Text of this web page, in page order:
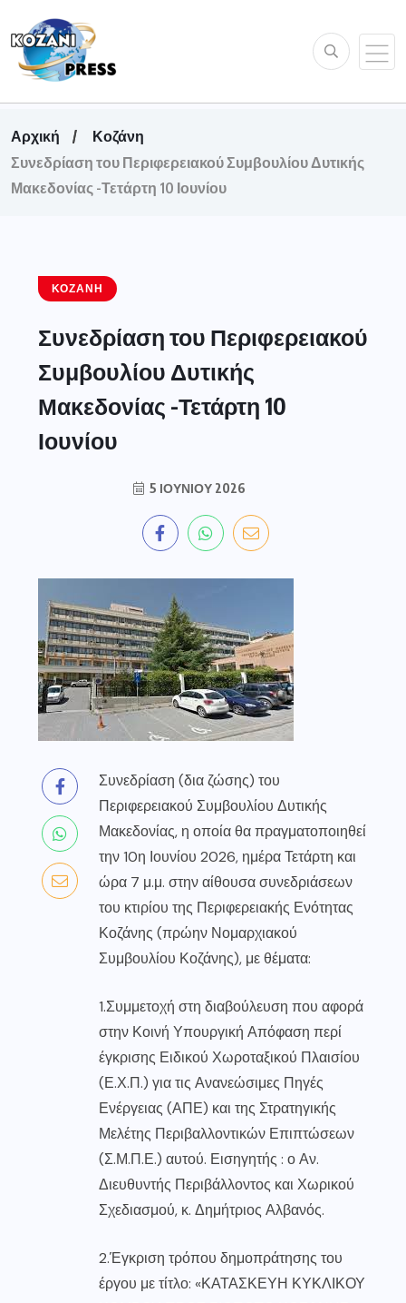
Αρχική
Κοζάνη
Συνεδρίαση του Περιφερειακού Συμβουλίου Δυτικής
Μακεδονίας -Τετάρτη 10 Ιουνίου
ΚΟΖΆΝΗ
Συνεδρίαση του Περιφερειακού
Συμβουλίου Δυτικής
Μακεδονίας -Τετάρτη 10
Ιουνίου
5 ΙΟΥΝΊΟΥ 2026
Συνεδρίαση (δια ζώσης) του
Περιφερειακού Συμβουλίου Δυτικής
Μακεδονίας, η οποία θα πραγματοποιηθεί
την 10η Ιουνίου 2026, ημέρα Τετάρτη και
ώρα 7 μ.μ. στην αίθουσα συνεδριάσεων
του κτιρίου της Περιφερειακής Ενότητας
Κοζάνης (πρώην Νομαρχιακού
Συμβουλίου Κοζάνης), με θέματα:
1.Συμμετοχή στη διαβούλευση που αφορά
στην Κοινή Υπουργική Απόφαση περί
έγκρισης Ειδικού Χωροταξικού Πλαισίου
(Ε.Χ.Π.) για τις Ανανεώσιμες Πηγές
Ενέργειας (ΑΠΕ) και της Στρατηγικής
Μελέτης Περιβαλλοντικών Επιπτώσεων
(Σ.Μ.Π.Ε.) αυτού. Εισηγητής : ο Αν.
Διευθυντής Περιβάλλοντος και Χωρικού
Σχεδιασμού, κ. Δημήτριος Αλβανός.
2.Έγκριση τρόπου δημοπράτησης του
έργου με τίτλο: «ΚΑΤΑΣΚΕΥΗ ΚΥΚΛΙΚΟΥ